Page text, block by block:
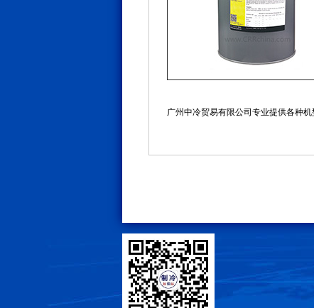
广州中冷贸易有限公司专业提供各种